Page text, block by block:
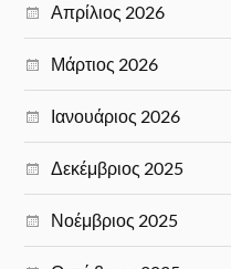
Απρίλιος 2026
Μάρτιος 2026
Ιανουάριος 2026
Δεκέμβριος 2025
Νοέμβριος 2025